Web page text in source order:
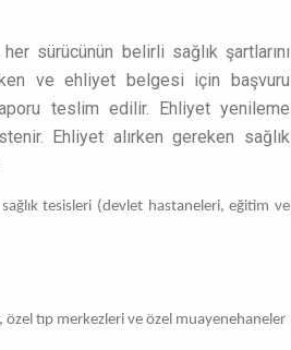
sürücünün belirli sağlık şartlarını
ve ehliyet belgesi için başvuru
teslim edilir. Ehliyet yenileme
Ehliyet alırken gereken sağlık
sağlık tesisleri (devlet hastaneleri, eğitim ve
özel tıp merkezleri ve özel muayenehaneler